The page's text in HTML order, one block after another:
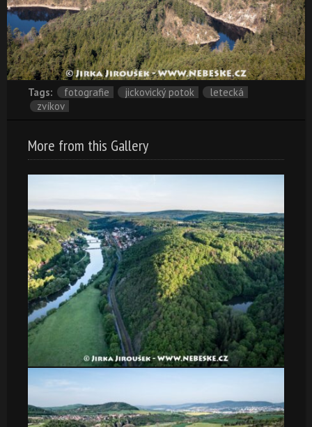
Tags: fotografie jickovický potok
letecká
zvíkov
More from this Gallery